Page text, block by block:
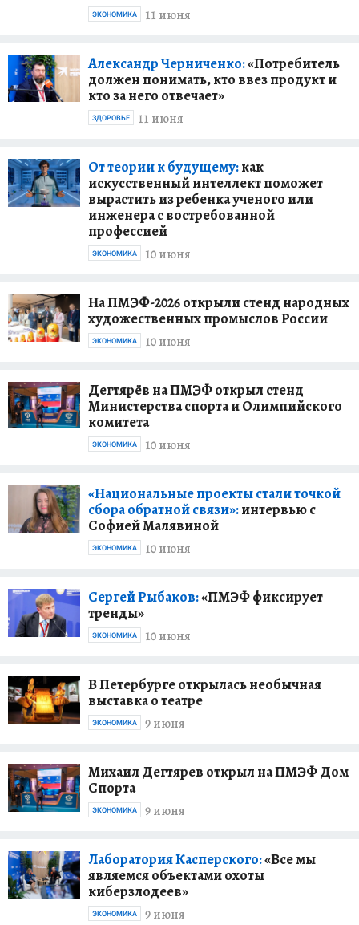
11 июня
ЭКОНОМИКА
Александр Черниченко:«Потребитель
должен понимать, кто ввез продукт и
кто за него отвечает»
11 июня
ЗДОРОВЬЕ
От теории к будущему:как
искусственный интеллект поможет
вырастить из ребенка ученого или
инженера с востребованной
профессией
10 июня
ЭКОНОМИКА
На ПМЭФ-2026 открыли стенд народных
художественных промыслов России
10 июня
ЭКОНОМИКА
Дегтярёв на ПМЭФ открыл стенд
Министерства спорта и Олимпийского
комитета
10 июня
ЭКОНОМИКА
«Национальные проекты стали точкой
сбора обратной связи»:интервью с
Софией Малявиной
10 июня
ЭКОНОМИКА
Сергей Рыбаков:«ПМЭФ фиксирует
тренды»
10 июня
ЭКОНОМИКА
В Петербурге открылась необычная
выставка о театре
9 июня
ЭКОНОМИКА
Михаил Дегтярев открыл на ПМЭФ Дом
Спорта
9 июня
ЭКОНОМИКА
Лаборатория Касперского:«Все мы
являемся объектами охоты
киберзлодеев»
9 июня
ЭКОНОМИКА